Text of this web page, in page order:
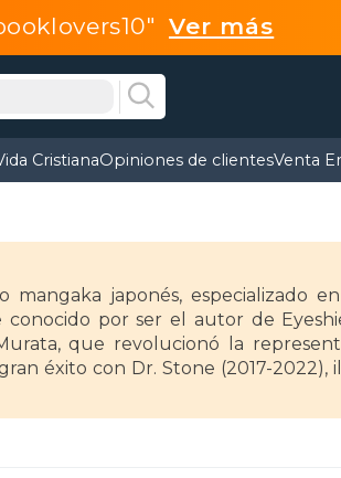
Ver más
CristianaOpiniones de clientesVenta
mangaka japonés, especializado
conocido por ser el autor de
que revolucionó la
éxito con Dr. Stone (2017-2022),
adaptada al anime.
dinámico con una fuerte base
manga. Dr. Stone ha sido